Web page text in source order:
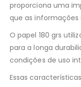
proporciona uma
que as
O papel 180 grs
para a longa
condições de uso
Essas